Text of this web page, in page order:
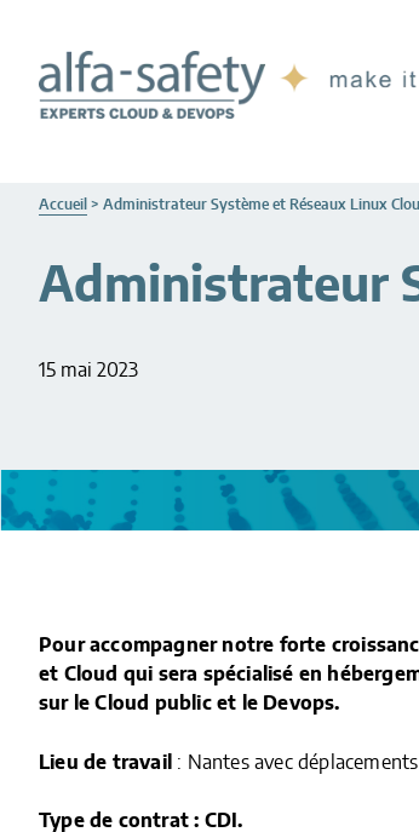
contenu
principal
pied
de
Accueil > Administrateur Système et Réseaux Linux
Administrateur
15 mai 2023
Pour accompagner notre forte
et Cloud qui sera spécialisé en
sur le Cloud public et le Devops.
Lieu de travail : Nantes avec
Type de contrat : CDI.